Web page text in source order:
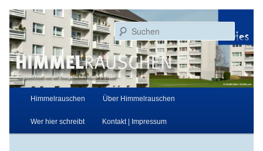
primären
Inhalt
springen
Himmelrauschen
Aufgezeichnet von der Evangelischen Kirche in Essen
Hauptmenü
Himmelrauschen Über Himmelrauschen
Wer hier schreibt Kontakt | Impressum